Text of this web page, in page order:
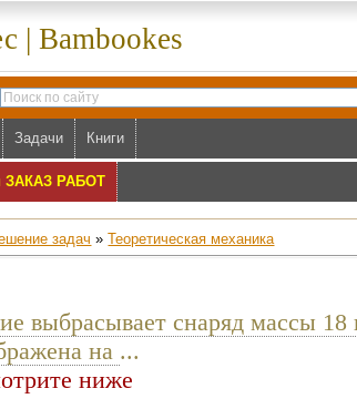
| Bambookes
Задачи Книги
РАБОТ
задач »Теоретическая механика
выбрасывает снаряд массы 18
на ...
ниже